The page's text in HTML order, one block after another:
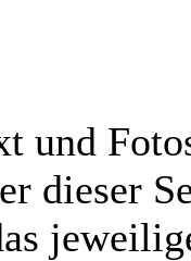
und
dieser